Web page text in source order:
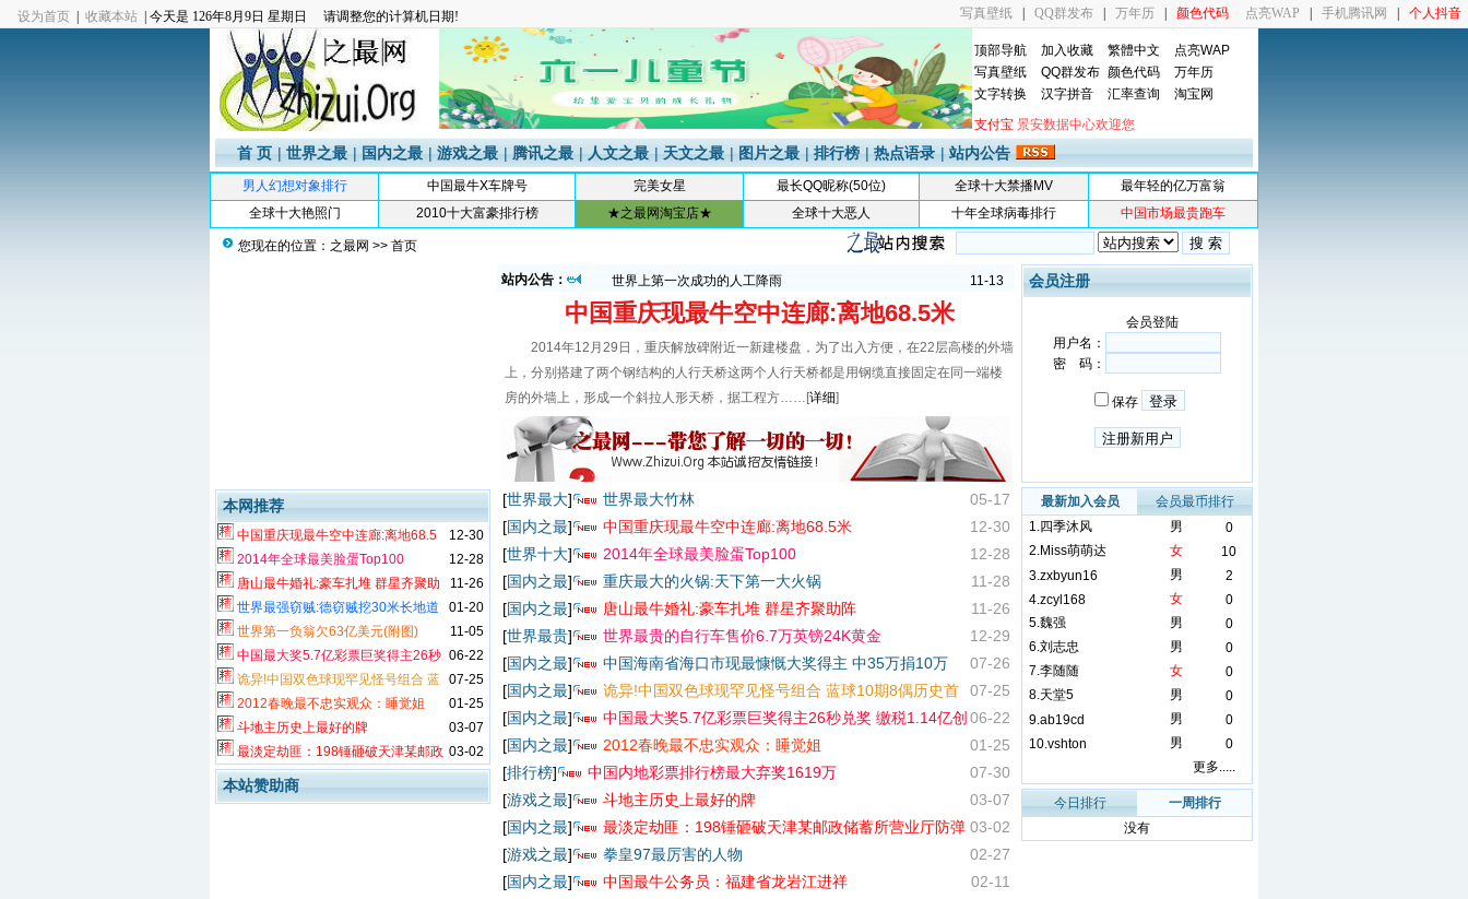
设为首页 收藏本站 | 今天是 126年8月9日 星期日 请调整您的计算机日期! 写真壁纸 QQ群发布 万年历 颜色代码 点亮WAP 手机腾讯网 个人抖音
顶部导航 加入收藏 繁體中文
点亮WAP
写真壁纸
QQ群发布 颜色代码
万年历
文字转换
汉字拼音 汇率查询
淘宝网
支付宝 景安数据中心欢迎您
首 页 |世界之最 |国内之最 |游戏之最 |腾讯之最 |人文之最 |天文之最 |图片之最 |排行榜 |热点语录 |站内公告
男人幻想对象排行 中国最牛X车牌号 完美女星 最长QQ昵称(50位) 全球十大禁播MV
最年轻的亿万富翁
全球十大艳照门
2010十大富豪排行榜 ★之最网淘宝店★ 全球十大恶人 十年全球病毒排行 中国市场最贵跑车
您现在的位置： 之最网 >> 首页
本网推荐
12-30
中国重庆现最牛空中连廊:离地68.5
米
12-28
2014年全球最美脸蛋Top100
11-26
唐山最牛婚礼:豪车扎堆 群星齐聚助
阵
01-20
世界最强窃贼:德窃贼挖30米长地道
盗银行近1亿欧元
11-05
世界第一负翁欠63亿美元(附图)
06-22
中国最大奖5.7亿彩票巨奖得主26秒
兑奖 缴税1.14亿创纪录
07-25
诡异!中国双色球现罕见怪号组合 蓝
球10期8偶历史首次
01-25
2012春晚最不忠实观众：睡觉姐
03-07
斗地主历史上最好的牌
03-02
最淡定劫匪：198锤砸破天津某邮政
储蓄所营业厅防弹玻璃
本站赞助商
站内公告：
01-20
世界最强窃贼:德窃贼挖30米长地道盗银行近1亿欧元
11-05
世界第一负翁欠63亿美元(附图)
11-13
11-13
11-13
世界上第一次成功的人工降雨
世界最强窃贼:德窃贼挖30米长地道盗银行近1亿欧元
世界第一负翁欠63亿美元(附图)
11-13
最早的公演音乐会
11-13
世界上第一辆坦克引擎汽车
世界上第一次成功的人工降雨
中国重庆现最牛空中连廊:离地68.5米
2014年12月29日，重庆解放碑附近一新建楼盘，为了出入方便，在22层高楼的外墙
上，分别搭建了两个钢结构的人行天桥这两个人行天桥都是用钢缆直接固定在同一端楼
房的外墙上，形成一个斜拉人形天桥，据工程方……[详细]
05-17
[世界最大]
世界最大竹林
12-30
[国内之最]
中国重庆现最牛空中连廊:离地68.5米
12-28
[世界十大]
2014年全球最美脸蛋Top100
11-28
[国内之最]
重庆最大的火锅:天下第一大火锅
11-26
[国内之最]
唐山最牛婚礼:豪车扎堆 群星齐聚助阵
12-29
[世界最贵]
世界最贵的自行车售价6.7万英镑24K黄金
07-26
[国内之最]
中国海南省海口市现最慷慨大奖得主 中35万捐10万
07-25
[国内之最]
诡异!中国双色球现罕见怪号组合 蓝球10期8偶历史首
次
06-22
[国内之最]
中国最大奖5.7亿彩票巨奖得主26秒兑奖 缴税1.14亿创
纪录
01-25
[国内之最]
2012春晚最不忠实观众：睡觉姐
07-30
[排行榜]
中国内地彩票排行榜最大弃奖1619万
03-07
[游戏之最]
斗地主历史上最好的牌
03-02
[国内之最]
最淡定劫匪：198锤砸破天津某邮政储蓄所营业厅防弹
玻璃
02-27
[游戏之最]
拳皇97最厉害的人物
02-11
[国内之最]
中国最牛公务员：福建省龙岩江进祥
会员注册
会员登陆
用户名：
密 码：
保存
最新加入会员
会员最币排行
1.四季沐风 男
0
2.Miss萌萌达 女
10
3.zxbyun16 男
2
4.zcyl168 女
0
5.魏强 男
0
6.刘志忠 男
0
7.李随随 女
0
8.天堂5 男
0
9.ab19cd 男
0
10.vshton 男
0
更多.....
今日排行
一周排行
没有